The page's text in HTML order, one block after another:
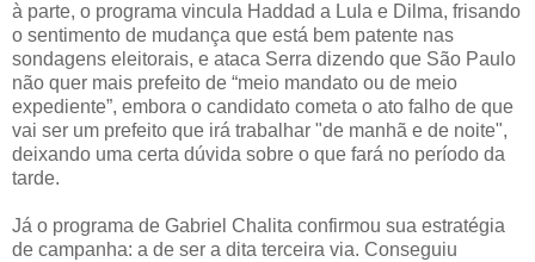
à parte, o programa vincula Haddad a Lula e Dilma, frisando
o sentimento de mudança que está bem patente nas
sondagens eleitorais, e ataca Serra dizendo que São Paulo
não quer mais prefeito de “meio mandato ou de meio
expediente”, embora o candidato cometa o ato falho de que
vai ser um prefeito que irá trabalhar "de manhã e de noite",
deixando uma certa dúvida sobre o que fará no período da
tarde.
Já o programa de Gabriel Chalita confirmou sua estratégia
de campanha: a de ser a dita terceira via. Conseguiu